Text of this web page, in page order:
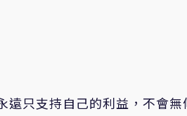
只支持自己的利益，不會無